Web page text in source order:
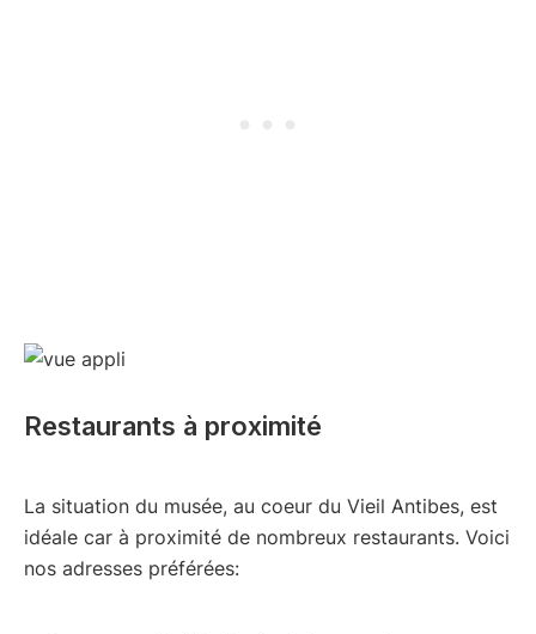
Restaurants à proximité
La situation du musée, au coeur du Vieil Antibes, est
idéale car à proximité de nombreux restaurants. Voici
nos adresses préférées: